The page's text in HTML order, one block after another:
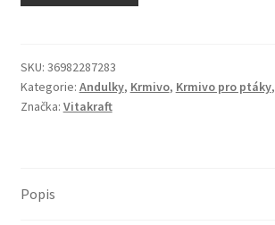
Odpočívadla pro kočky
Pamlsky pro kočky
SKU: 36982287283
Kategorie: Andulky, Krmivo, Krmivo pro ptáky,
Značka: Vitakraft
Popis